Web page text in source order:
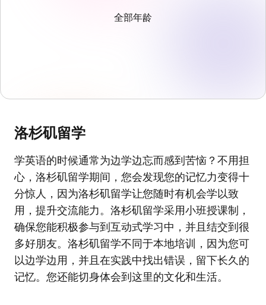
全部年龄
洛杉矶留学
学英语的时候通常为边学边忘而感到苦恼？不用担
心，洛杉矶留学期间，您会发现您的记忆力变得十
分惊人，因为洛杉矶留学让您随时有机会学以致
用，提升交流能力。洛杉矶留学采用小班授课制，
确保您能积极参与到互动式学习中，并且结交到很
多好朋友。洛杉矶留学不同于本地培训，因为您可
以边学边用，并且在实践中找出错误，留下长久的
记忆。您还能切身体会到这里的文化和生活。